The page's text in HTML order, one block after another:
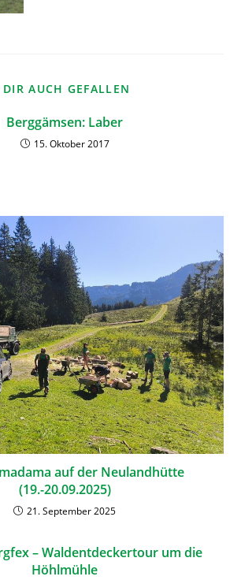
AUCH GEFALLEN
Berggämsen: Laber
15. Oktober 2017
auf der Neulandhütte
(19.-20.09.2025)
21. September 2025
– Waldentdeckertour um die
Höhlmühle